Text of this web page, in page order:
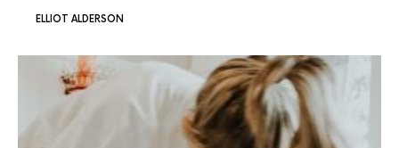
ELLIOT ALDERSON